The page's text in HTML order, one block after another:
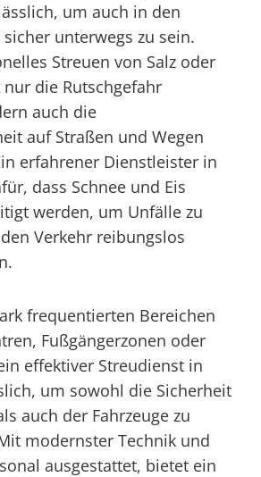
um auch in den
unterwegs zu sein.
Streuen von Salz oder
die Rutschgefahr
auch die
auf Straßen und Wegen
erfahrener Dienstleister in
dass Schnee und Eis
werden, um Unfälle zu
Verkehr reibungslos
frequentierten Bereichen
Fußgängerzonen oder
effektiver Streudienst in
um sowohl die Sicherheit
auch der Fahrzeuge zu
modernster Technik und
ausgestattet, bietet ein